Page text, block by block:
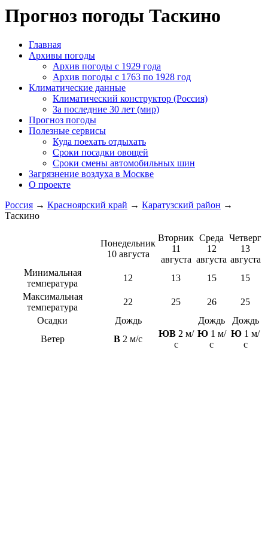
Прогноз погоды Таскино
Главная
Архивы погоды
Архив погоды c 1929 года
Архив погоды c 1763 по 1928 год
Климатические данные
Климатический конструктор (Россия)
За последние 30 лет (мир)
Прогноз погоды
Полезные сервисы
Куда поехать отдыхать
Сроки посадки овощей
Сроки смены автомобильных шин
Загрязнение воздуха в Москве
О проекте
Россия → Красноярский край → Каратузский район →
Таскино
Понедельник
10 августа
Вторник
11
августа
Среда
12
августа
Четверг
13
августа
Минимальная
температура
12 13 15
15
Максимальная
температура
22 25 26
25
Осадки
Дождь Дождь
Дождь
Ветер
В 2 м/с
ЮВ2 м/
с
Ю1 м/
с
Ю 1 м/
с